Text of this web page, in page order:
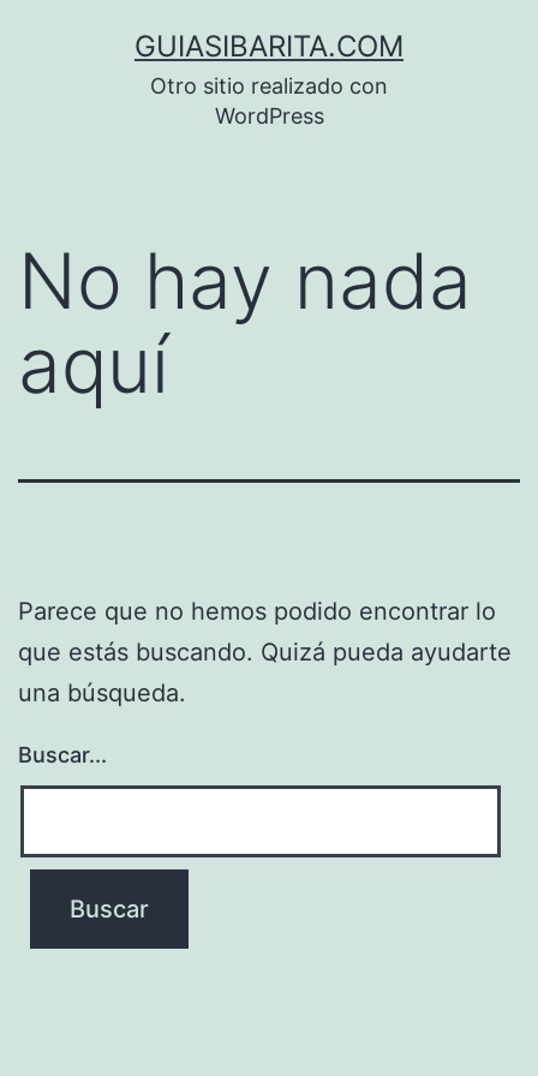
GUIASIBARITA.COM
Otro sitio realizado con
WordPress
No hay nada
aquí
Parece que no hemos podido encontrar lo
que estás buscando. Quizá pueda ayudarte
una búsqueda.
Buscar...